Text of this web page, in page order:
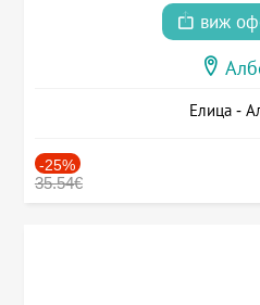
виж
Елица -
-25%
35.54€